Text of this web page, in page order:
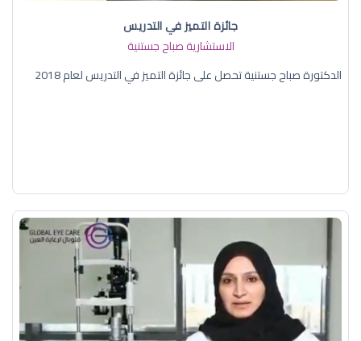
جائزة التميز في التدريس
الاستشارية صباح جستنية
الدكتورة صباح جستنية تحصل على جائزة التميز في التدريس لعام 2018